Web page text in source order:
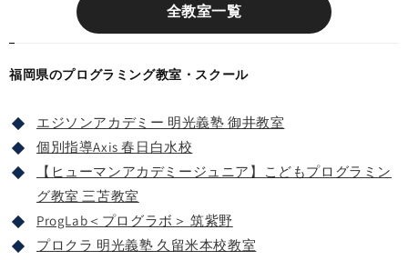
全教室一覧
福岡県のプログラミング教室・スクール
エジソンアカデミー 明光義塾 御井教室
個別指導Axis 春日白水校
【ヒューマンアカデミージュニア】こどもプログラミン
グ教室 三苫教室
ProgLab＜プログラボ＞ 筑紫野
プロクラ 明光義塾 久留米本校教室